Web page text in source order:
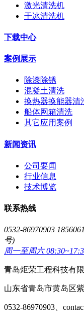
激光清洗机
干冰清洗机
下载中心
案例展示
除漆除锈
混凝土清洗
换热器换能器清
船体网箱清洗
其它应用案例
新闻资讯
公司要闻
行业信息
技术博览
联系热线
0532-86970903
号)
周一至周六
青岛炬荣工程科技有
山东省青岛市黄岛区
0532-86970903、